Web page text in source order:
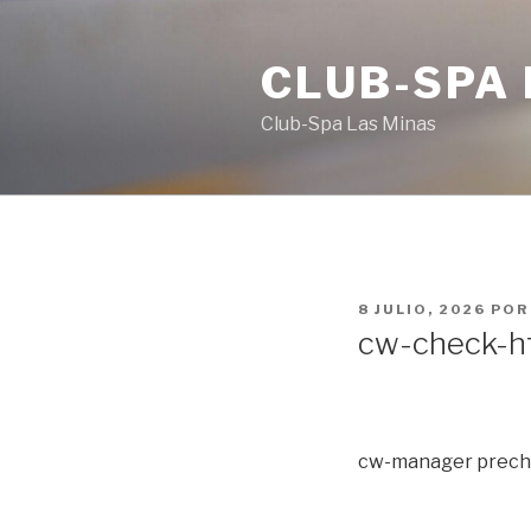
CLUB-SPA
Club-Spa Las Minas
PUBLICADO
8 JULIO, 2026 POR
cw-check-
cw-manager